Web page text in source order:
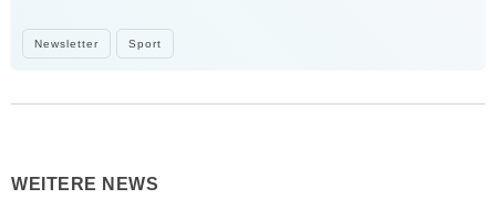
Newsletter Sport
WEITERE NEWS